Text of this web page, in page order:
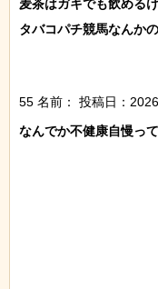
麦茶はガキでも飲める
タバコパチ競馬なんか
55 名前：
投稿日：
なんでか不健康自慢っ